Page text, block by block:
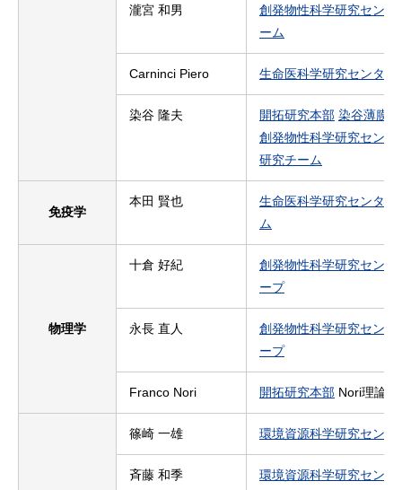
瀧宮 和男
創発物性科学研究センタ
ーム
Carninci Piero 生命医科学研究センター
染谷 隆夫 開拓研究本部 染谷薄膜
創発物性科学研究センタ
研究チーム
免疫学
本田 賢也 生命医科学研究センター
ム
物理学
十倉 好紀
創発物性科学研究センタ
ープ
永長 直人
創発物性科学研究センタ
ープ
Franco Nori 開拓研究本部 Nori理論
篠崎 一雄 環境資源科学研究センタ
斉藤 和季 環境資源科学研究センタ